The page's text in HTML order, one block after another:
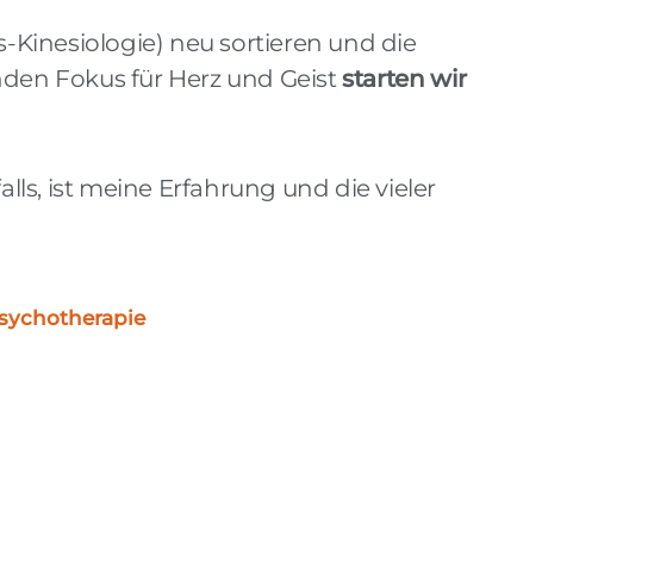
Kinesiologie) neu sortieren und die
Fokus für Herz und Geiststarten wir
ist meine Erfahrung und die vieler